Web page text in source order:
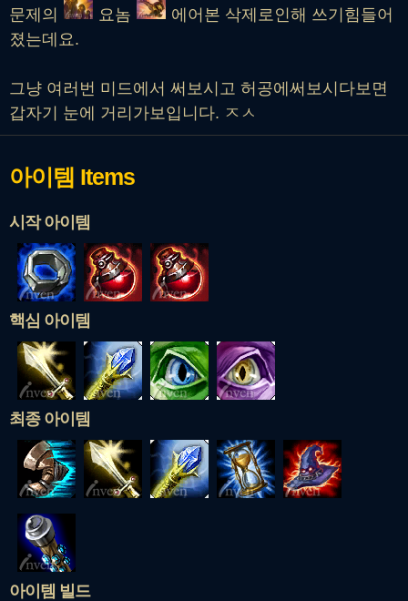
문제의 요놈
에어본 삭제로인해 쓰기힘들어
졌는데요.
그냥 여러번 미드에서 써보시고 허공에써보시다보면
갑자기 눈에 거리가보입니다. ㅈㅅ
아이템 Items
시작 아이템
핵심 아이템
최종 아이템
아이템 빌드